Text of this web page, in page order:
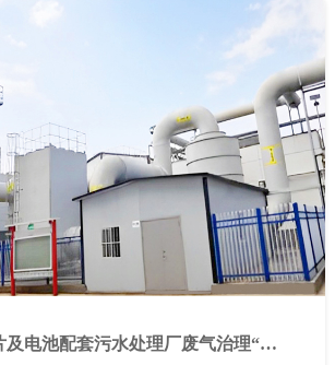
案例 | 单晶切片及电池配套污水处理厂废气治理“焕新提效”